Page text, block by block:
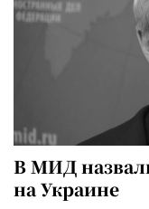
В МИД
на Украине